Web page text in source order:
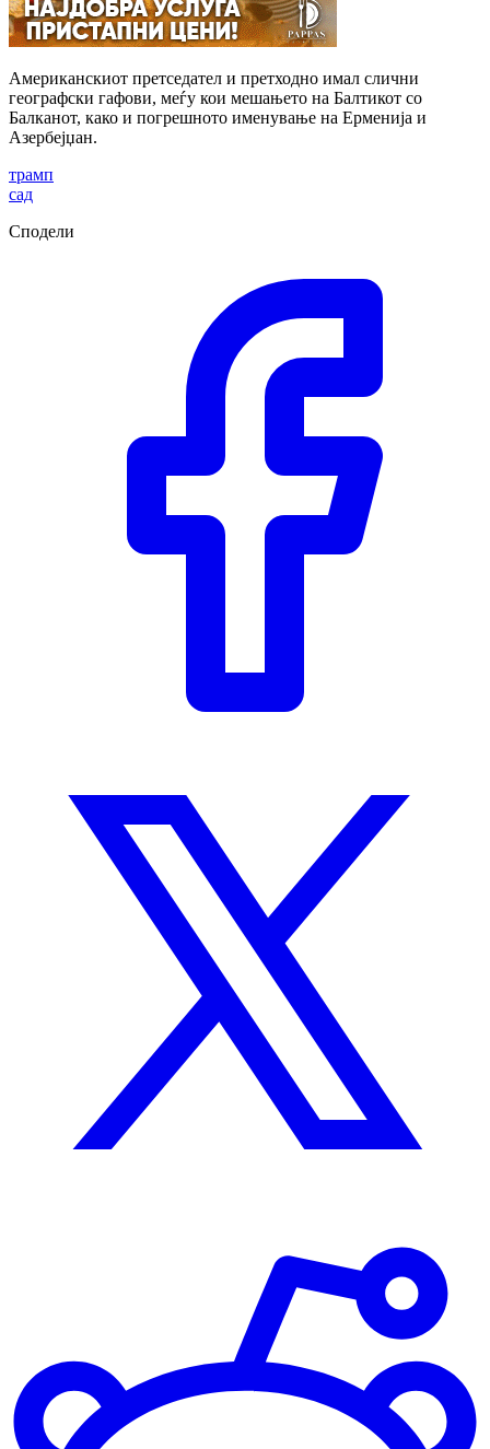
Американскиот претседател и претходно имал слични
географски гафови, меѓу кои мешањето на Балтикот со
Балканот, како и погрешното именување на Ерменија и
Азербејџан.
трамп
сад
Сподели